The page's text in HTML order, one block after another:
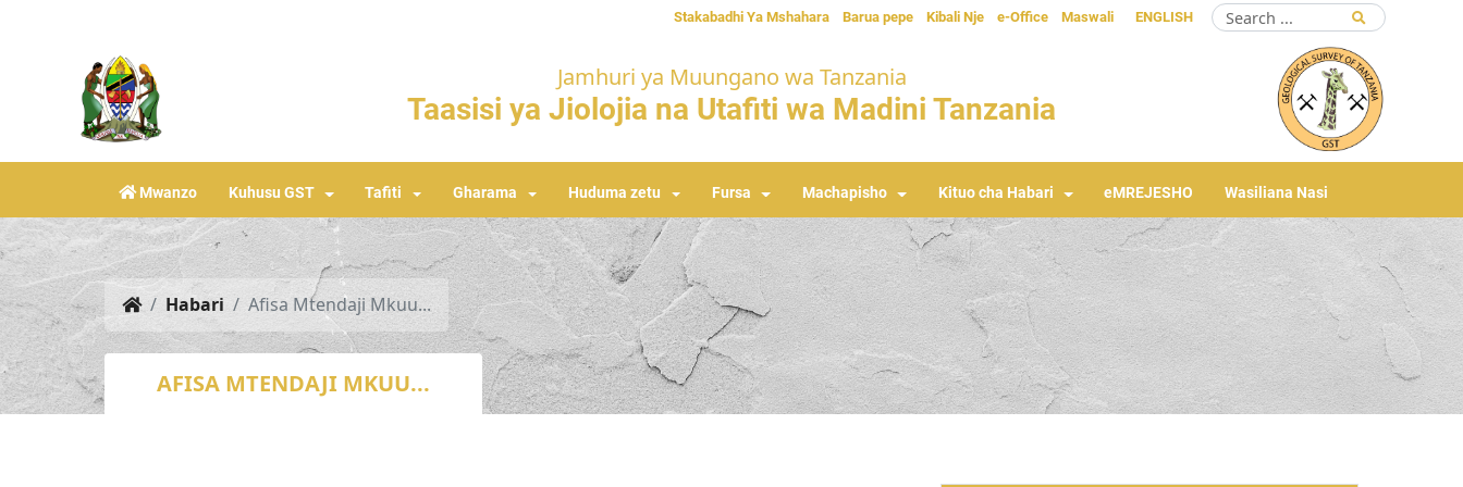
ENGLISH
Maswali
e-Office
Kibali Nje
Barua pepe
Stakabadhi Ya Mshahara
Jamhuri ya Muungano wa Tanzania
Taasisi ya Jiolojia na Utafiti wa Madini Tanzania
Mwanzo Kuhusu GST Tafiti Gharama Huduma zetu Fursa Machapisho Kituo cha Habari eMREJESHO Wasiliana Nasi
Habari Afisa Mtendaji Mkuu...
AFISA MTENDAJI MKUU...